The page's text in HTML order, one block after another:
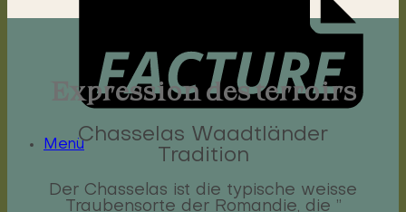
Menü
Expression des terroirs
Chasselas Waadtländer
Tradition
Der Chasselas ist die typische weisse
Traubensorte der Romandie, die ”